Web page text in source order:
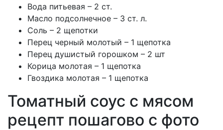
Вода питьевая – 2 ст.
Масло подсолнечное – 3 ст. л.
Соль – 2 щепотки
Перец черный молотый – 1 щепотка
Перец душистый горошком – 2 шт
Корица молотая – 1 щепотка
Гвоздика молотая – 1 щепотка
Томатный соус с мясом
рецепт пошагово с фото